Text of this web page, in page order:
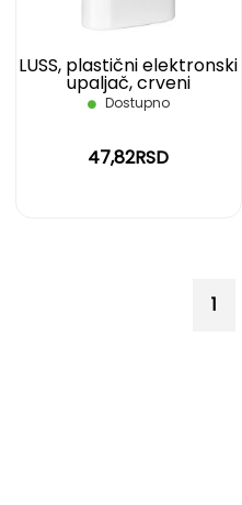
LUSS, plastični elektronski
upaljač, crveni
Dostupno
47,82RSD
1